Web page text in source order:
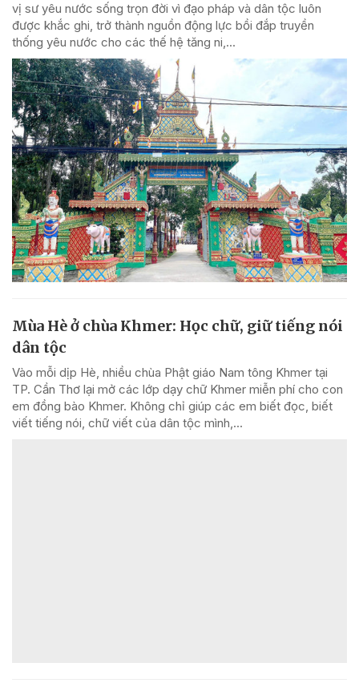
vị sư yêu nước sống trọn đời vì đạo pháp và dân tộc luôn
được khắc ghi, trở thành nguồn động lực bồi đắp truyền
thống yêu nước cho các thế hệ tăng ni,...
Mùa Hè ở chùa Khmer: Học chữ, giữ tiếng nói
dân tộc
Vào mỗi dịp Hè, nhiều chùa Phật giáo Nam tông Khmer tại
TP. Cần Thơ lại mở các lớp dạy chữ Khmer miễn phí cho con
em đồng bào Khmer. Không chỉ giúp các em biết đọc, biết
viết tiếng nói, chữ viết của dân tộc mình,...